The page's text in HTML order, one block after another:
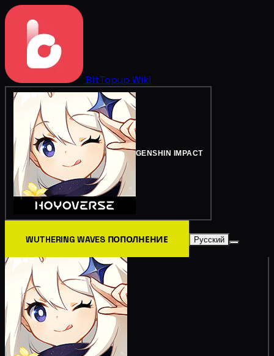
BitTopup Wiki
GENSHIN IMPACT
WUTHERING WAVES ПОПОЛНЕНИЕ Русский